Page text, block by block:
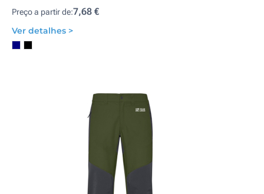
Preço a partir de:7,68 €
Ver detalhes >